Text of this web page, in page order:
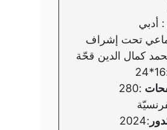
: أدبي
تحت إشراف
كمال الدين قحّة
:280
:2024